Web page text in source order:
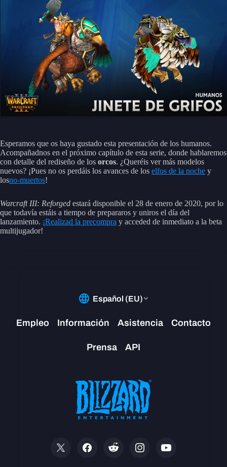
Esperamos que os haya gustado esta presentación de los humanos.
Acompañadnos en el próximo capítulo de esta serie, donde hablaremos
con detalle del rediseño de los orcos. ¿Queréis ver más modelos
nuevos? ¡Pues no os perdáis los avances de los elfos de la noche y
losno-muertos!
Warcraft III: Reforged estará disponible el 28 de enero de 2020, por lo
que todavía estáis a tiempo de prepararos y uniros el día del
lanzamiento. ¡Realizad la precompra y acceded de inmediato a la beta
multijugador!